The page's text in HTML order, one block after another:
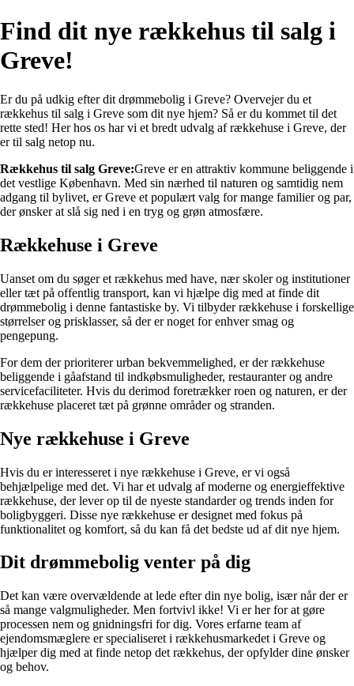
Find dit nye rækkehus til salg i
Greve!
Er du på udkig efter dit drømmebolig i Greve? Overvejer du et
rækkehus til salg i Greve som dit nye hjem? Så er du kommet til det
rette sted! Her hos os har vi et bredt udvalg af rækkehuse i Greve, der
er til salg netop nu.
Rækkehus til salg Greve:Greve er en attraktiv kommune beliggende i
det vestlige København. Med sin nærhed til naturen og samtidig nem
adgang til bylivet, er Greve et populært valg for mange familier og par,
der ønsker at slå sig ned i en tryg og grøn atmosfære.
Rækkehuse i Greve
Uanset om du søger et rækkehus med have, nær skoler og institutioner
eller tæt på offentlig transport, kan vi hjælpe dig med at finde dit
drømmebolig i denne fantastiske by. Vi tilbyder rækkehuse i forskellige
størrelser og prisklasser, så der er noget for enhver smag og
pengepung.
For dem der prioriterer urban bekvemmelighed, er der rækkehuse
beliggende i gåafstand til indkøbsmuligheder, restauranter og andre
servicefaciliteter. Hvis du derimod foretrækker roen og naturen, er der
rækkehuse placeret tæt på grønne områder og stranden.
Nye rækkehuse i Greve
Hvis du er interesseret i nye rækkehuse i Greve, er vi også
behjælpelige med det. Vi har et udvalg af moderne og energieffektive
rækkehuse, der lever op til de nyeste standarder og trends inden for
boligbyggeri. Disse nye rækkehuse er designet med fokus på
funktionalitet og komfort, så du kan få det bedste ud af dit nye hjem.
Dit drømmebolig venter på dig
Det kan være overvældende at lede efter din nye bolig, især når der er
så mange valgmuligheder. Men fortvivl ikke! Vi er her for at gøre
processen nem og gnidningsfri for dig. Vores erfarne team af
ejendomsmæglere er specialiseret i rækkehusmarkedet i Greve og
hjælper dig med at finde netop det rækkehus, der opfylder dine ønsker
og behov.